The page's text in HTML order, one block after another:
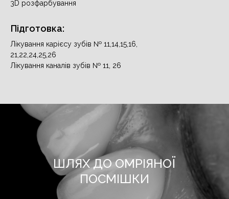
3D розфарбування
Лікування карієсу зубів № 11,14,15,16,
21,22,24,25,26
Лікування каналів зубів № 11, 26
Підготовка:
ШЛЯХ ДО ОМРІЯНОЇ
ПОСМІШКИ